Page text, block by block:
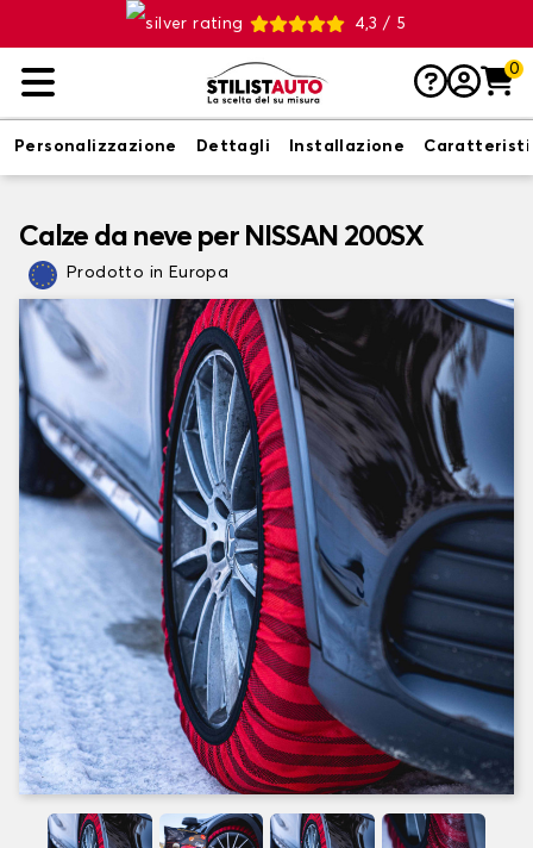
4,3 / 5
0
Personalizzazione Dettagli Installazione
Calze da neve per NISSAN 200SX
Prodotto in Europa